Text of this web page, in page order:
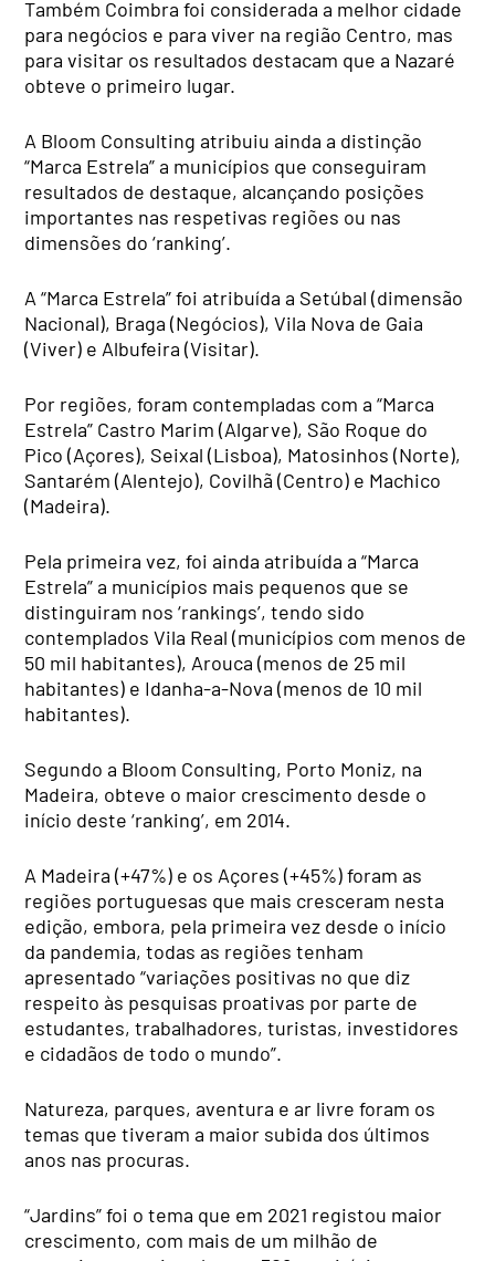
Também Coimbra foi considerada a melhor cidade
para negócios e para viver na região Centro, mas
para visitar os resultados destacam que a Nazaré
obteve o primeiro lugar.
A Bloom Consulting atribuiu ainda a distinção
“Marca Estrela” a municípios que conseguiram
resultados de destaque, alcançando posições
importantes nas respetivas regiões ou nas
dimensões do ‘ranking’.
A “Marca Estrela” foi atribuída a Setúbal (dimensão
Nacional), Braga (Negócios), Vila Nova de Gaia
(Viver) e Albufeira (Visitar).
Por regiões, foram contempladas com a “Marca
Estrela” Castro Marim (Algarve), São Roque do
Pico (Açores), Seixal (Lisboa), Matosinhos (Norte),
Santarém (Alentejo), Covilhã (Centro) e Machico
(Madeira).
Pela primeira vez, foi ainda atribuída a “Marca
Estrela” a municípios mais pequenos que se
distinguiram nos ‘rankings’, tendo sido
contemplados Vila Real (municípios com menos de
50 mil habitantes), Arouca (menos de 25 mil
habitantes) e Idanha-a-Nova (menos de 10 mil
habitantes).
Segundo a Bloom Consulting, Porto Moniz, na
Madeira, obteve o maior crescimento desde o
início deste ‘ranking’, em 2014.
A Madeira (+47%) e os Açores (+45%) foram as
regiões portuguesas que mais cresceram nesta
edição, embora, pela primeira vez desde o início
da pandemia, todas as regiões tenham
apresentado “variações positivas no que diz
respeito às pesquisas proativas por parte de
estudantes, trabalhadores, turistas, investidores
e cidadãos de todo o mundo”.
Natureza, parques, aventura e ar livre foram os
temas que tiveram a maior subida dos últimos
anos nas procuras.
“Jardins” foi o tema que em 2021 registou maior
crescimento, com mais de um milhão de